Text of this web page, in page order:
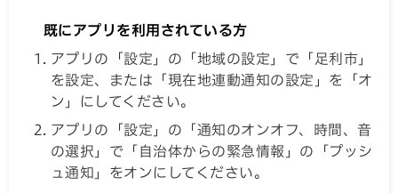
既にアプリを利用されている方
アプリの「設定」の「地域の設定」で「足利市」
を設定、または「現在地連動通知の設定」を「オ
ン」にしてください。
アプリの「設定」の「通知のオンオフ、時間、音
の選択」で「自治体からの緊急情報」の「プッシ
ュ通知」をオンにしてください。